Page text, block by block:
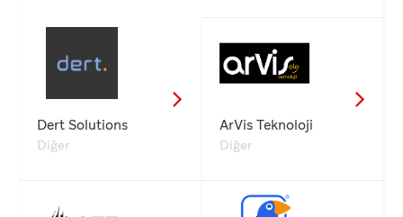
Dert Solutions
Diğer
ArVis Teknoloji
Diğer